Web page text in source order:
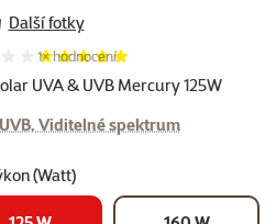
UVA & UVB Mercury 125W
Hodnocení 100%, počet hodnocení:
1×hodnocení
Viditelné spektrum
(Watt)
Další fotky